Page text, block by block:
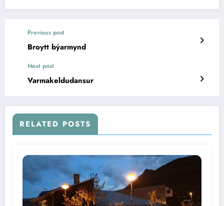
Previous post
Broytt býarmynd
Next post
Varmakeldudansur
RELATED POSTS